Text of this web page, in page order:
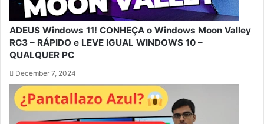
ADEUS Windows 11! CONHEÇA o Windows Moon Valley
RC3 – RÁPIDO e LEVE IGUAL WINDOWS 10 –
QUALQUER PC
December 7, 2024